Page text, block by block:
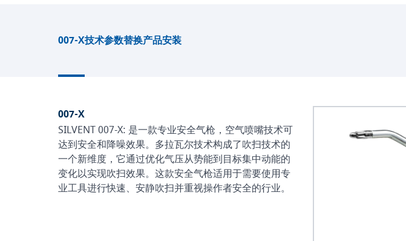
007-X技术参数替换产品安装
007-X
SILVENT 007-X: 是一款专业安全气枪，空气喷嘴技术可
达到安全和降噪效果。多拉瓦尔技术构成了吹扫技术的
一个新维度，它通过优化气压从势能到目标集中动能的
变化以实现吹扫效果。这款安全气枪适用于需要使用专
业工具进行快速、安静吹扫并重视操作者安全的行业。